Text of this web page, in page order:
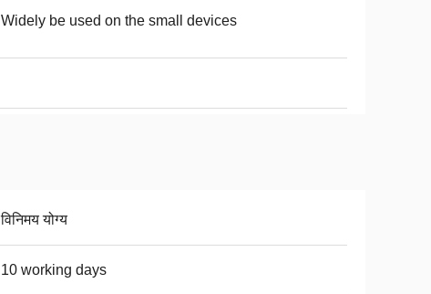
Widely be used on the small devices
विनिमय योग्य
10 working days